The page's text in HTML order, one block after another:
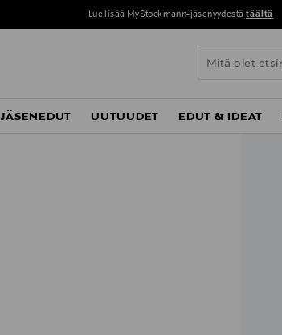
Lue lisää MyStockmann-jäsenyydestä täältä
JÄSENEDUT UUTUUDET EDUT & IDEAT